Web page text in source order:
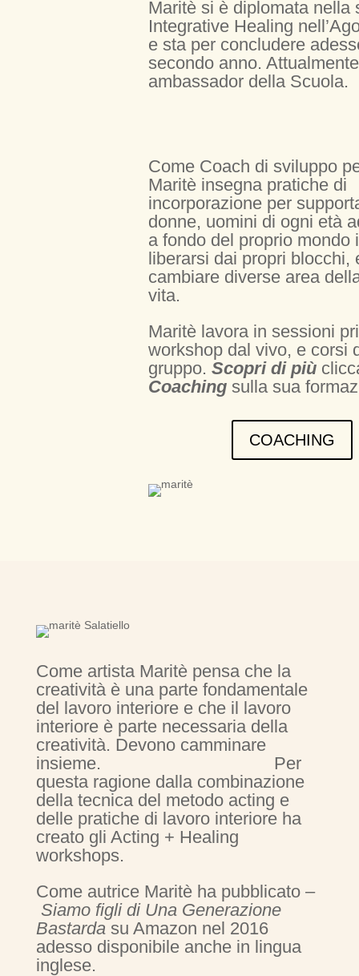
Maritè si è diplomata nella
Integrative Healing
e sta per concludere
secondo anno.
ambassador della Scuola.
Come Coach di sviluppo
Maritè insegna pratiche di
incorporazione per
donne, uomini di ogni età
a fondo del proprio mondo
liberarsi dai propri blocchi,
cambiare diverse area
vita.
Maritè lavora in sessioni
workshop dal vivo, e corsi
gruppo. Scopri di più
Coaching sulla sua
COACHING
Come artista Maritè pensa che la
creatività è una parte fondamentale
del lavoro interiore e che il lavoro
interiore è parte necessaria della
creatività. Devono camminare
insieme. Per
questa ragione dalla combinazione
della tecnica del metodo acting e
delle pratiche di lavoro interiore ha
creato gli Acting + Healing
workshops.
Come autrice Maritè ha pubblicato –
Siamo figli di Una Generazione
Bastardasu Amazon nel 2016
adesso disponibile anche in lingua
inglese.